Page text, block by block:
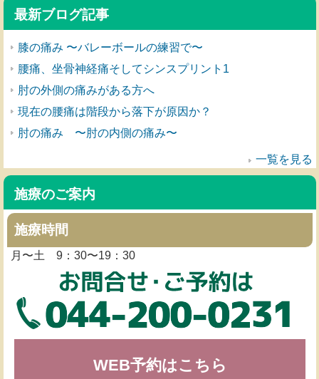
最新ブログ記事
膝の痛み 〜バレーボールの練習で〜
腰痛、坐骨神経痛そしてシンスプリント1
肘の外側の痛みがある方へ
現在の腰痛は階段から落下が原因か？
肘の痛み 〜肘の内側の痛み〜
一覧を見る
施療のご案内
施療時間
月〜土 9：30〜19：30
WEB予約はこちら